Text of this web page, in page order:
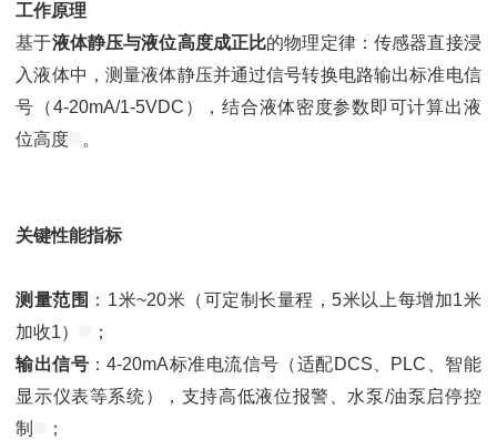
工作原理
基于液体静压与液位高度成正比的物理定律：传感器直接浸
入液体中，测量液体静压并通过信号转换电路输出标准电信
号（4-20mA/1-5VDC），结合液体密度参数即可计算出液
位高度
。
关键性能指标
测量范围 ：1米~20米（可定制长量程，5米以上每增加1米
加收1）
；
输出信号 ：4-20mA标准电流信号（适配DCS、PLC、智能
显示仪表等系统），支持高低液位报警、水泵/油泵启停控
制
；